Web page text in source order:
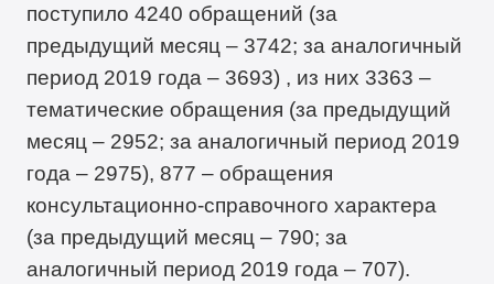
поступило 4240 обращений (за
предыдущий месяц – 3742; за аналогичный
период 2019 года – 3693) , из них 3363 –
тематические обращения (за предыдущий
месяц – 2952; за аналогичный период 2019
года – 2975), 877 – обращения
консультационно-справочного характера
(за предыдущий месяц – 790; за
аналогичный период 2019 года – 707).